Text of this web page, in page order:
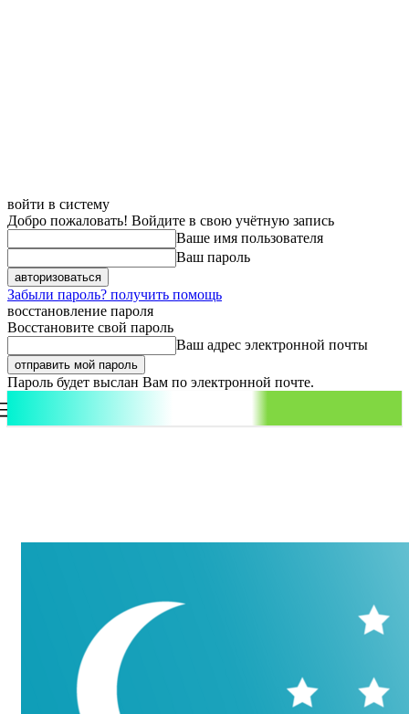
войти в систему
Добро пожаловать! Войдите в свою учётную запись
Ваше имя пользователя
Ваш пароль
Забыли пароль? получить помощь
восстановление пароля
Восстановите свой пароль
Ваш адрес электронной почты
Пароль будет выслан Вам по электронной почте.